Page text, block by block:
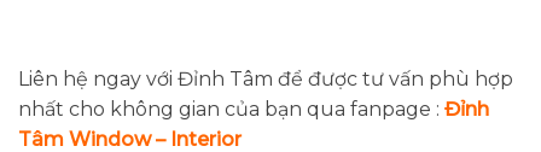
Liên hệ ngay với Đỉnh Tâm để được tư vấn phù hợp
nhất cho không gian của bạn qua fanpage : Đỉnh
Tâm Window – Interior